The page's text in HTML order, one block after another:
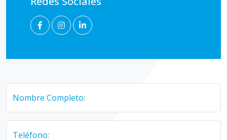
Nombre Completo:
Teléfono: